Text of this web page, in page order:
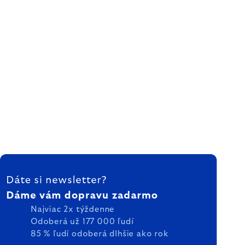
ZÁPÄTIE
Dáte si newsletter?
Dáme vám dopravu zadarmo
Najviac 2x týždenne
Odoberá už 177 000 ľudí
85 % ľudí odoberá dlhšie ako rok